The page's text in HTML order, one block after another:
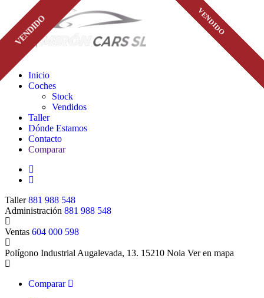
Inicio
Coches
Stock
Vendidos
Taller
Dónde Estamos
Contacto
Comparar
Taller881 988 548
Administración 881 988 548
Ventas 604 000 598
Polígono Industrial Augalevada, 13. 15210 Noia Ver en mapa
Comparar
VENDIDO VENDIDO
VENDIDO
VENDIDO
VENDIDO
VENDIDO
VENDIDO